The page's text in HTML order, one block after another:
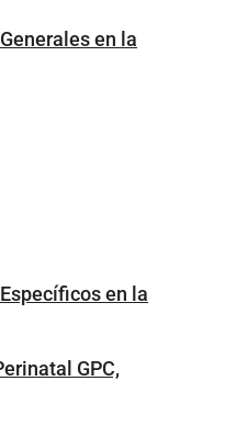
en la
en la
GPC,